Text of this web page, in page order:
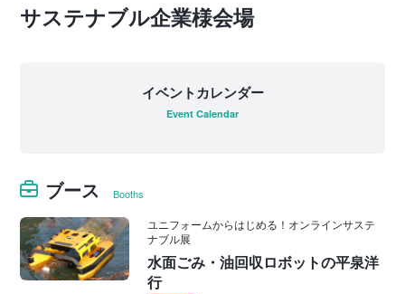
サステナブル企業様会場
イベントカレンダー
Event Calendar
ブース Booths
ユニフォームからはじめる！オンラインサステ
ナブル展
水面ごみ・油回収ロボットの平泉洋
行